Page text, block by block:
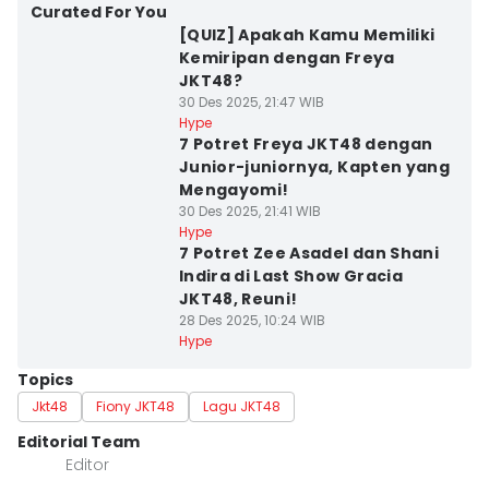
Curated For You
[QUIZ] Apakah Kamu Memiliki
Kemiripan dengan Freya
JKT48?
30 Des 2025, 21:47 WIB
Hype
7 Potret Freya JKT48 dengan
Junior-juniornya, Kapten yang
Mengayomi!
30 Des 2025, 21:41 WIB
Hype
7 Potret Zee Asadel dan Shani
Indira di Last Show Gracia
JKT48, Reuni!
28 Des 2025, 10:24 WIB
Hype
Topics
Jkt48 Fiony JKT48 Lagu JKT48
Editorial Team
Editor